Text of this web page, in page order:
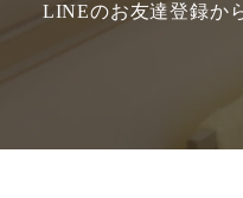
LINEのお友達登録か